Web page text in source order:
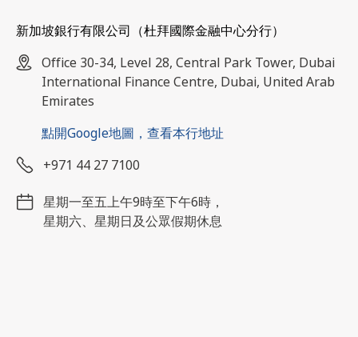
新加坡銀行有限公司（杜拜國際金融中心分行）
Office 30-34, Level 28, Central Park Tower, Dubai
International Finance Centre, Dubai, United Arab
Emirates
點開Google地圖，查看本行地址
+971 44 27 7100
星期一至五上午9時至下午6時，
星期六、星期日及公眾假期休息